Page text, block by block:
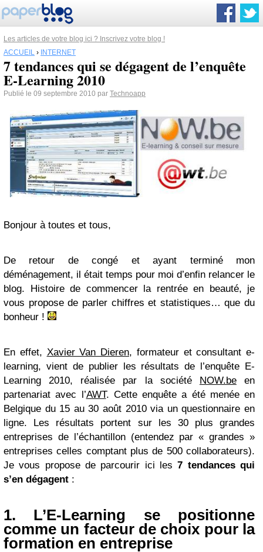
Les articles de votre blog ici ? Inscrivez votre blog !
ACCUEIL › INTERNET
7 tendances qui se dégagent de l’enquête
E-Learning 2010
Publié le 09 septembre 2010 par Technoapp
Bonjour à toutes et tous,
De retour de congé et ayant terminé mon
déménagement, il était temps pour moi d’enfin relancer le
blog. Histoire de commencer la rentrée en beauté, je
vous propose de parler chiffres et statistiques… que du
bonheur !
En effet, Xavier Van Dieren, formateur et consultant e-
learning, vient de publier les résultats de l’enquête E-
Learning 2010, réalisée par la société NOW.been
partenariat avec l’AWT. Cette enquête a été menée en
Belgique du 15 au 30 août 2010 via un questionnaire en
ligne. Les résultats portent sur les 30 plus grandes
entreprises de l’échantillon (entendez par « grandes »
entreprises celles comptant plus de 500 collaborateurs).
Je vous propose de parcourir ici les7 tendances qui
s’en dégagent :
1. L’E-Learning se positionne
comme un facteur de choix pour la
formation en entreprise